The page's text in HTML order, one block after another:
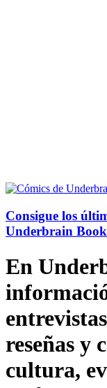
Consigue los
Underbrain
En
reseñas y
cultura,